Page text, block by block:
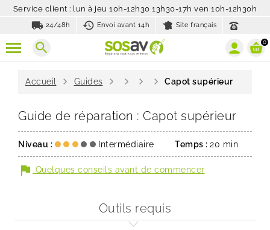
Service client : lun à jeu 10h-12h30 13h30-17h ven 10h-12h30h
local_shipping 24/48h history_toggle_off
Envoi avant 14h Site français
search 0
Accueil chevron_right Guides chevron_right chevron_right chevron_right chevron_right Capot supérieur
Guide de réparation : Capot supérieur
Niveau : Intermédiaire Temps : 20 min
flag Quelques conseils avant de commencer
Outils requis